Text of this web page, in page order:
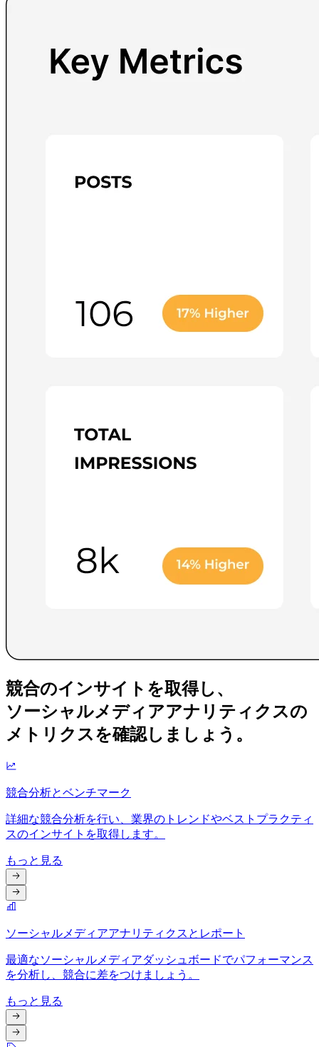
競合のインサイトを取得し、
ソーシャルメディアアナリティクスの
メトリクスを確認しましょう。
競合分析とベンチマーク
詳細な競合分析を行い、業界のトレンドやベストプラクティ
スのインサイトを取得します。
もっと見る
ソーシャルメディアアナリティクスとレポート
最適なソーシャルメディアダッシュボードでパフォーマンス
を分析し、競合に差をつけましょう。
もっと見る